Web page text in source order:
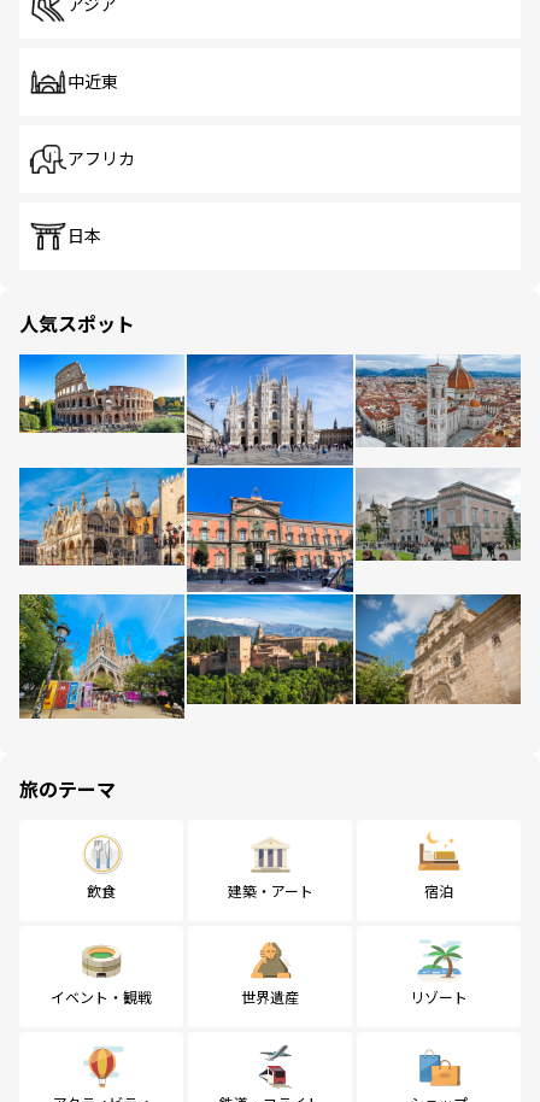
アジア
中近東
アフリカ
日本
人気スポット
旅のテーマ
飲食 建築・アート 宿泊
イベント・観戦 世界遺産 リゾート